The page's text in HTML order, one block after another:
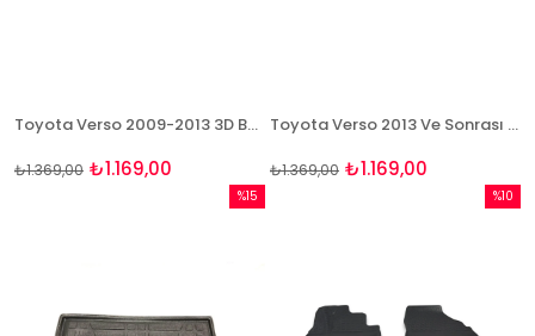
Toyota Verso 2009-2013 3D Bagaj Havuzu Bizymo
₺1.169,00
₺1.369,00
Toyota Verso 2013 Ve Sonrası 3D Bagaj Havuzu Bizymo
₺1.169,00
₺1.369,00
%15
%10